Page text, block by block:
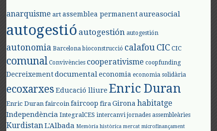
anarquisme art assemblea permanent aureasocial
autogestió autogestión autogestión
autonomia Barcelona bioconstrucció calafouCIC CIC
comunal Convivències cooperativisme coopfunding
Decreixement documental economia economia solidària
ecoxarxes Educació lliure Enric Duran
Enric Duran faircoin faircoop fira Girona habitatge
Independència IntegralCES intercanvi jornades assembleàries
KurdistanL'Albada Memòria històrica mercat microfinançament